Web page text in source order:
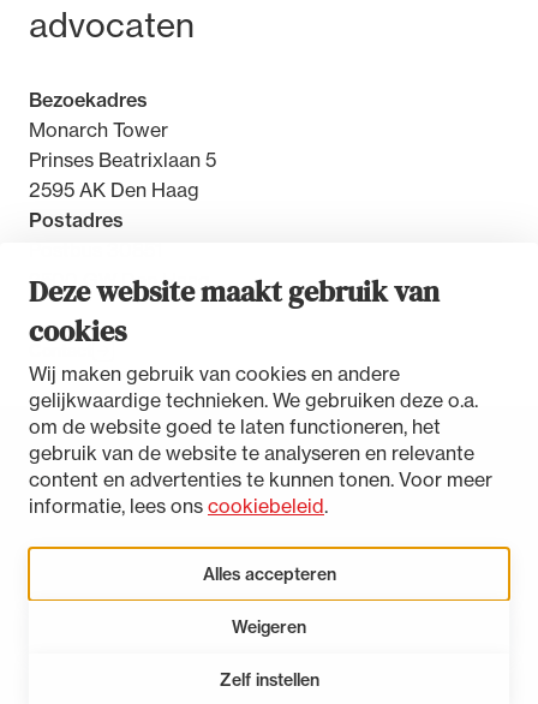
Deze website maakt gebruik van
cookies
Wij maken gebruik van cookies en andere
gelijkwaardige technieken. We gebruiken deze o.a.
om de website goed te laten functioneren, het
gebruik van de website te analyseren en relevante
content en advertenties te kunnen tonen. Voor meer
informatie, lees ons cookiebeleid.
Alles accepteren
Weigeren
Zelf instellen
advocaten
Bezoekadres
Monarch Tower
Prinses Beatrixlaan 5
2595 AK Den Haag
Postadres
2500 GW Den Haag
Toegankelijkheidsverklaring
Disclaimer